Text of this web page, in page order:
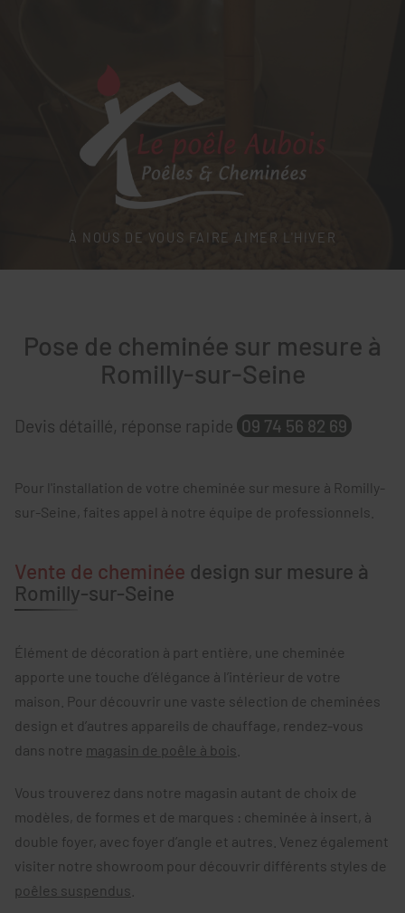
À NOUS DE VOUS FAIRE AIMER L'HIVER
Pose de cheminée sur mesure à
Romilly-sur-Seine
Devis détaillé, réponse rapide 09 74 56 82 69
Pour l'installation de votre cheminée sur mesure à Romilly-
sur-Seine, faites appel à notre équipe de professionnels.
Vente de cheminée design sur mesure à
Romilly-sur-Seine
Élément de décoration à part entière, une cheminée
apporte une touche d’élégance à l’intérieur de votre
maison. Pour découvrir une vaste sélection de cheminées
design et d’autres appareils de chauffage, rendez-vous
dans notre magasin de poêle à bois
Vous trouverez dans notre magasin autant de choix de
modèles, de formes et de marques : cheminée à insert, à
double foyer, avec foyer d’angle et autres. Venez également
visiter notre showroom pour découvrir différents styles de
poêles suspendus